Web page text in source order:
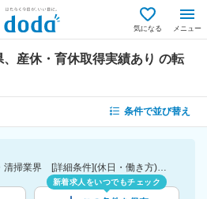
気になる メニュー
産休・育休取得実績あり の転
条件で並び替え
[勤務地]福井県 [業種]警備・清掃業界 [詳細条件](休日・働き方)産休・育休取得実績あり
新着求人をいつでもチェック